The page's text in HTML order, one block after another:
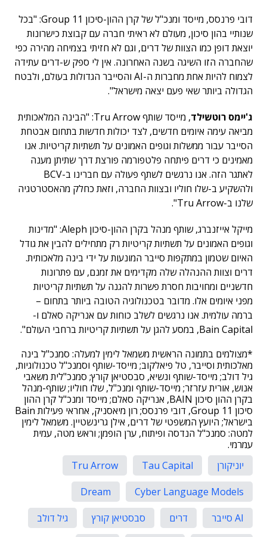
דובי פרנסס, מייסד ומנכ"ל של קרן ההון-סיכון Group 11: "בכל
שנותיי בהון סיכון, מעולם לא ראיתי חברה עם קבוצת כישרונות
יוצאת דופן כמו הצוות של דרים, וגם לא חזיתי בצמיחה מהירה כפי
שהחברה הזו השיגה בשנה האחרונה. אין לי ספק ש-דרים עתידה
לצמוח להיות אחת מחברות ה-AI והסייבר הגדולות בעולם, ולבטח
הגדולה ביותר שאי פעם יצאה מישראל".
ג'יימס רוטשילד
, מייסד שותף Tru Arrow: "הבינה המלאכותית
מביאה עימה איומים חדשים, לצד יכולות חדשות בתחום אבטחת
הסייבר עבור ממשלות וגופים האמונים על תשתיות קריטיות. אנו
מאמינים כי דרים פיתחה פלטפורמה פורצת דרך שתיתן מענה
לאתגר הזה. אנו נרגשים לשתף פעולה עם חברינו ב-BCV
ולהשקיע ב-שלו חוליו ובצוות החברה, וזאת כחלק מהאסטרטגיה
שלנו ב-Tru Arrow".
מייקל אייזנברג, שותף מנהל בקרן ההון-סיכון Aleph: "מדינות
וגופים האמונים על תשתיות קריטיות רק מתחילים להבין את גודל
האיום שטמון במתקפות סייבר המונעות על ידי בינה מלאכותית.
דרים וצוות ההנהלה שלה מקדימים את זמנם, עם פתרונות
חדשניים ומחויבות חסרת פשרות להגנה על תשתיות קריטיות
מפני איומים אלו. מדובר בטכנולוגיה הטובה ביותר בתחום –
ברמה עולמית. אנו נרגשים לשלב כוחות עם אנריקה סאלם ו-
Bain Capital, במסע להגן על תשתיות קריטיות ברחבי העולם".
*מצולמים בתמונה הראשית משמאל לימין למעלה: סמנכ"ל בינה
מאלכותית וסייבר, טל פיאלקוב; מייסד-שותף וסמנכ"ל טכנולוגיות,
גיל דולב; מייסד-שותף ונשיא, סבסטיאן קורץ; סמנכ"לית משאבי
אנוש, אורית עזרזר; מייסד-שותף ומנכ"ל, שלו חוליו; שותף-מנהל
בקרן ההון סיכון BAIN, אנריקה סאלם; מייסד ומנכ"ל קרן ההון
סיכון Group 11, דובי פרנסס; רון מיאסניק, אחראי פעילות Bain
בישראל; היועץ המשפטי של דרים, אילן גרינשטיין. משמאל לימין
למטה: סמנכ"ל הנדסה ופיתוח, ערן הופמן; וראש מטה, עמית
עמרמי.
יוניקורן
Tau Capital
Tru Arrow
Cyber Language Models
Dream
AI סייבר
דרים סבסטיאן קורץ
גיל דולב